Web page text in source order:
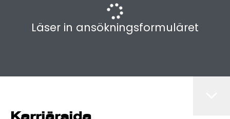
Läser in ansökningsformuläret